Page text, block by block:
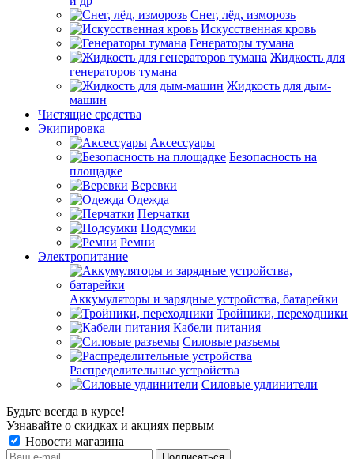
Снег, лёд, изморозь
Искусственная кровь
Генераторы тумана
Жидкость для
генераторов тумана
Жидкость для дым-
машин
Чистящие средства
Экипировка
Аксессуары
Безопасность на
площадке
Веревки
Одежда
Перчатки
Подсумки
Ремни
Электропитание
Аккумуляторы и зарядные устройства, батарейки
Тройники, переходники
Кабели питания
Силовые разъемы
Распределительные устройства
Силовые удлинители
Будьте всегда в курсе!
Узнавайте о скидках и акциях первым
Новости магазина